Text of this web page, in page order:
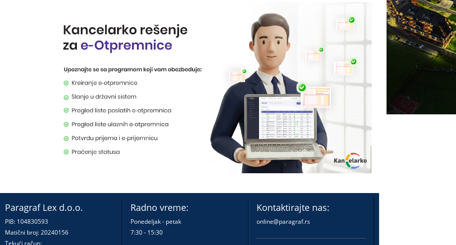
Paragraf Lex d.o.o.
PIB: 104830593
Matični broj: 20240156
Tekući račun:
Radno vreme:
Ponedeljak - petak
7:30 - 15:30
Kontaktirajte nas:
online@paragraf.rs